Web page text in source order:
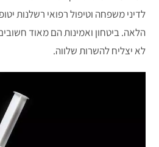
לדיני משפחה וטיפול רפואי רשלנות
הלאה. ביטחון ואמינות הם מאוד
לא יצליח להשרות שלווה.